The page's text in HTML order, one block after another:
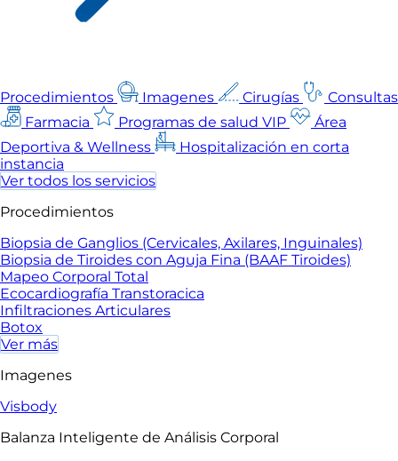
Procedimientos Imagenes Cirugías
Consultas
Farmacia
Programas de salud VIP
Área
Deportiva & Wellness
Hospitalización en corta
instancia
Ver todos los servicios
Procedimientos
Biopsia de Ganglios (Cervicales, Axilares, Inguinales)
Biopsia de Tiroides con Aguja Fina (BAAF Tiroides)
Mapeo Corporal Total
Ecocardiografía Transtoracica
Infiltraciones Articulares
Botox
Ver más
Imagenes
Visbody
Balanza Inteligente de Análisis Corporal